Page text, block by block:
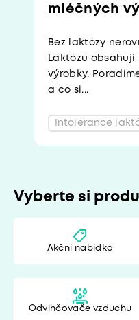
mléčných
Bez laktózy
Laktózu
výrobky.
a co si...
Intolerance
Vyberte si
Akční nabídka
Odvlhčovače vzduchu